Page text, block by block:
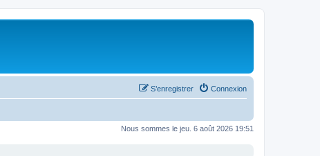
Connexion
S’enregistrer
Nous sommes le jeu. 6 août 2026 19:51